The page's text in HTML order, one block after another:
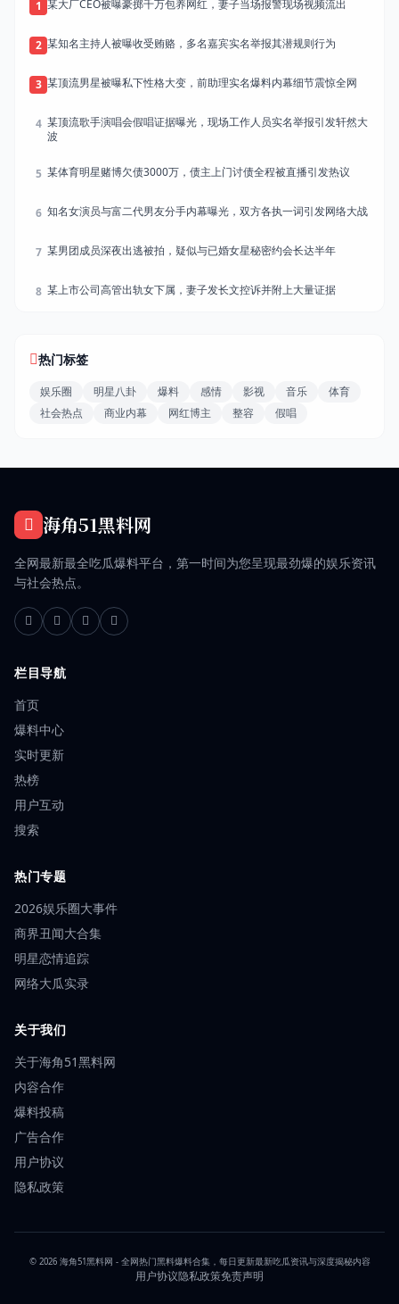
1 某大厂CEO被曝豪掷千万包养网红，妻子当场报警现场视频流出
2 某知名主持人被曝收受贿赂，多名嘉宾实名举报其潜规则行为
3 某顶流男星被曝私下性格大变，前助理实名爆料内幕细节震惊全网
4 某顶流歌手演唱会假唱证据曝光，现场工作人员实名举报引发轩然大
波
5 某体育明星赌博欠债3000万，债主上门讨债全程被直播引发热议
6 知名女演员与富二代男友分手内幕曝光，双方各执一词引发网络大战
7 某男团成员深夜出逃被拍，疑似与已婚女星秘密约会长达半年
8 某上市公司高管出轨女下属，妻子发长文控诉并附上大量证据
热门标签
娱乐圈 明星八卦 爆料 感情 影视 音乐
体育
社会热点
商业内幕 网红博主 整容 假唱
海角51黑料网
全网最新最全吃瓜爆料平台，第一时间为您呈现最劲爆的娱乐资讯
与社会热点。
栏目导航
首页
爆料中心
实时更新
热榜
用户互动
搜索
热门专题
2026娱乐圈大事件
商界丑闻大合集
明星恋情追踪
网络大瓜实录
关于我们
关于海角51黑料网
内容合作
爆料投稿
广告合作
用户协议
隐私政策
© 2026 海角51黑料网 - 全网热门黑料爆料合集，每日更新最新吃瓜资讯与深度揭秘内容
用户协议隐私政策免责声明